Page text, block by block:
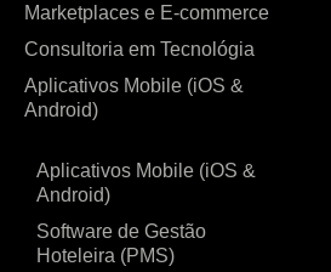
Marketplaces e E-commerce
Consultoria em Tecnológia
Aplicativos Mobile (iOS &
Android)
Aplicativos Mobile (iOS &
Android)
Software de Gestão
Hoteleira (PMS)